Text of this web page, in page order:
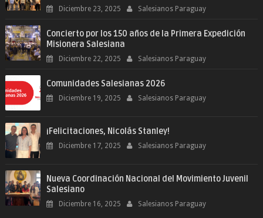
Diciembre 23, 2025 Salesianos Paraguay
Concierto por los 150 años de la Primera Expedición
Misionera Salesiana
Diciembre 22, 2025 Salesianos Paraguay
Comunidades Salesianas 2026
Diciembre 19, 2025 Salesianos Paraguay
¡Felicitaciones, Nicolás Stanley!
Diciembre 17, 2025 Salesianos Paraguay
Nueva Coordinación Nacional del Movimiento Juvenil
Salesiano
Diciembre 16, 2025 Salesianos Paraguay